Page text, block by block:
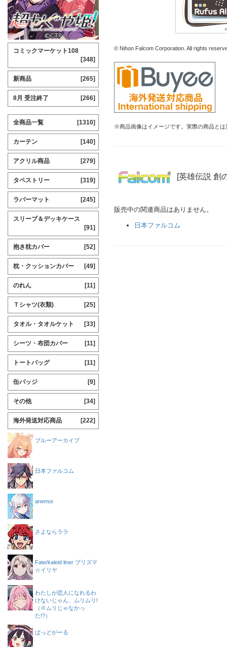
© Nihon Falcom Corporation. All rights
※商品画像はイメージです。実際の商品と
[英雄伝説 創
販売中の関連商品はありません。
日本ファルコム
コミックマーケット108
[348]
新商品 [265]
8月 受注終了 [266]
全商品一覧 [1310]
カーテン [140]
アクリル商品 [279]
タペストリー [319]
ラバーマット [245]
スリーブ＆デッキケース
[91]
抱き枕カバー [52]
枕・クッションカバー [49]
のれん [11]
Ｔシャツ(衣類) [25]
タオル・タオルケット [33]
シーツ・布団カバー [11]
トートバッグ [11]
缶バッジ [9]
その他 [34]
海外発送対応商品 [222]
ブルーアーカイブ
日本ファルコム
anemoi
さよならララ
Fate/kaleid liner プリズマ
☆イリヤ
わたしが恋人になれるわ
けないじゃん、ムリムリ!
（※ムリじゃなかっ
た!?）
ばっどがーる